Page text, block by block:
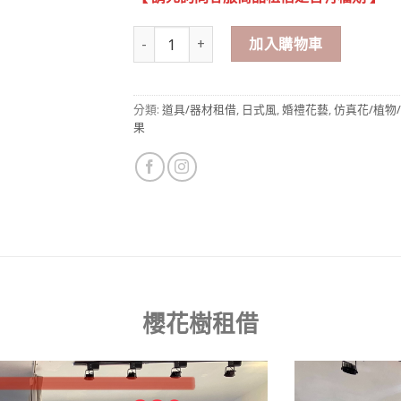
仿真櫻花樹 租借 數量加入購物車
分類: 道具/器材租借, 日式風,婚禮花藝,仿真花/植物
果
櫻花樹租借